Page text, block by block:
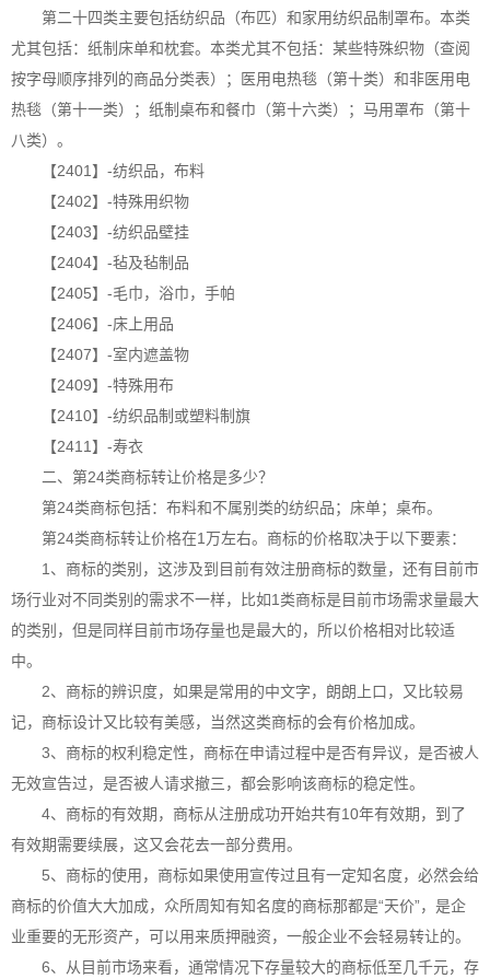
第二十四类主要包括纺织品（布匹）和家用纺织品制罩布。本类
尤其包括：纸制床单和枕套。本类尤其不包括：某些特殊织物（查阅
按字母顺序排列的商品分类表）；医用电热毯（第十类）和非医用电
热毯（第十一类）；纸制桌布和餐巾（第十六类）；马用罩布（第十
八类）。
【2401】-纺织品，布料
【2402】-特殊用织物
【2403】-纺织品壁挂
【2404】-毡及毡制品
【2405】-毛巾，浴巾，手帕
【2406】-床上用品
【2407】-室内遮盖物
【2409】-特殊用布
【2410】-纺织品制或塑料制旗
【2411】-寿衣
二、第24类商标转让价格是多少？
第24类商标包括：布料和不属别类的纺织品；床单；桌布。
第24类商标转让价格在1万左右。商标的价格取决于以下要素：
1、商标的类别，这涉及到目前有效注册商标的数量，还有目前市
场行业对不同类别的需求不一样，比如1类商标是目前市场需求量最大
的类别，但是同样目前市场存量也是最大的，所以价格相对比较适
中。
2、商标的辨识度，如果是常用的中文字，朗朗上口，又比较易
记，商标设计又比较有美感，当然这类商标的会有价格加成。
3、商标的权利稳定性，商标在申请过程中是否有异议，是否被人
无效宣告过，是否被人请求撤三，都会影响该商标的稳定性。
4、商标的有效期，商标从注册成功开始共有10年有效期，到了
有效期需要续展，这又会花去一部分费用。
5、商标的使用，商标如果使用宣传过且有一定知名度，必然会给
商标的价值大大加成，众所周知有知名度的商标那都是“天价”，是企
业重要的无形资产，可以用来质押融资，一般企业不会轻易转让的。
6、从目前市场来看，通常情况下存量较大的商标低至几千元，存